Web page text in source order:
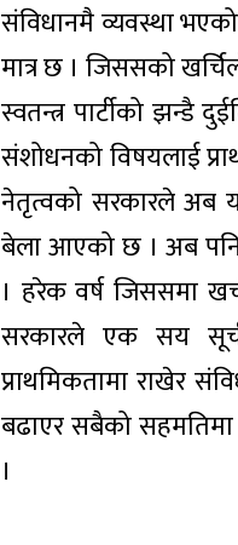
संविधानमै व्यवस्था
मात्र छ । जिससको
स्वतन्त्र पार्टीको झन्डै
संशोधनको विषयलाई
नेतृत्वको सरकारले अब
बेला आएको छ । अब
। हरेक वर्ष जिससमा
सरकारले एक सय
प्राथमिकतामा राखेर
बढाएर सबैको सहमतिमा
।